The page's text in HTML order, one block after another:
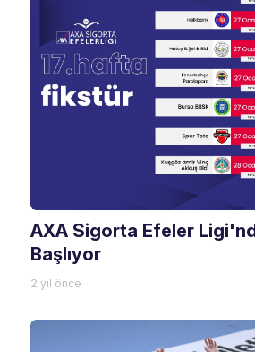
AXA Sigorta Efeler
Başlıyor
2 yıl önce